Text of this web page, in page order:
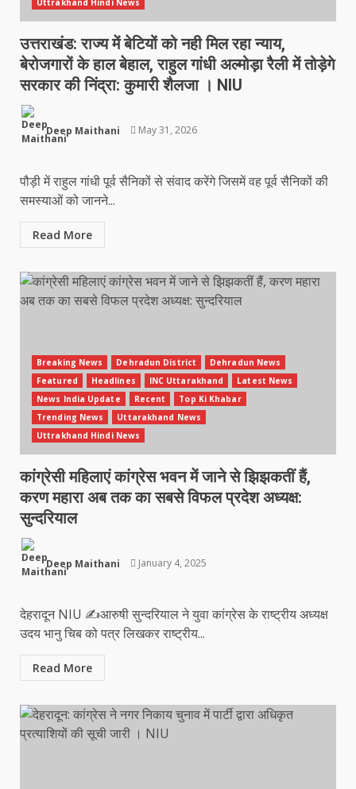
उत्तराखंड: राज्य में बेटियों को नही मिल रहा न्याय,
बेरोजगारों के हाल बेहाल, राहुल गांधी अल्मोड़ा रैली में तोड़ेगे
सरकार की निंद्रा: कुमारी शैलजा । NIU
Deep Maithani May 31, 2026
पौड़ी में राहुल गांधी पूर्व सैनिकों से संवाद करेंगे जिसमें वह पूर्व सैनिकों की
समस्याओं को जानने...
Read More
Breaking News Dehradun District
Dehradun News
Featured
Headlines INC Uttarakhand
Latest News
News India Update
Recent
Top Ki Khabar
Trending News
Uttarakhand News
Uttrakhand Hindi News
कांग्रेसी महिलाएं कांग्रेस भवन में जाने से झिझकतीं हैं,
करण महारा अब तक का सबसे विफल प्रदेश अध्यक्ष:
सुन्दरियाल
Deep Maithani January 4, 2025
देहरादून NIU ✍️आरुषी सुन्दरियाल ने युवा कांग्रेस के राष्ट्रीय अध्यक्ष
उदय भानु चिब को पत्र लिखकर राष्ट्रीय...
Read More